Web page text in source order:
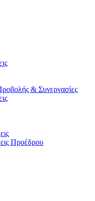
& Συνεργασίες
Προέδρου